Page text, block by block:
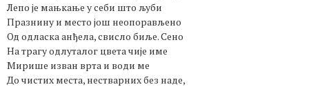
Лепо је мањкање у себи што љуби
Празнину и место још неопорављено
Од одласка анђела, свисло биље. Сено
На трагу одлуталог цвета чије име
Мирише изван врта и води ме
До чистих места, нестварних без наде,